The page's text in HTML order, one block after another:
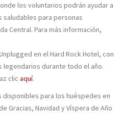
los voluntarios podrán ayudar a
saludables para personas
Central. Para más información,
en el Hard Rock Hotel, con
legendarios durante todo el año.
clic aquí.
disponibles para los huéspedes en
Gracias, Navidad y Víspera de Año